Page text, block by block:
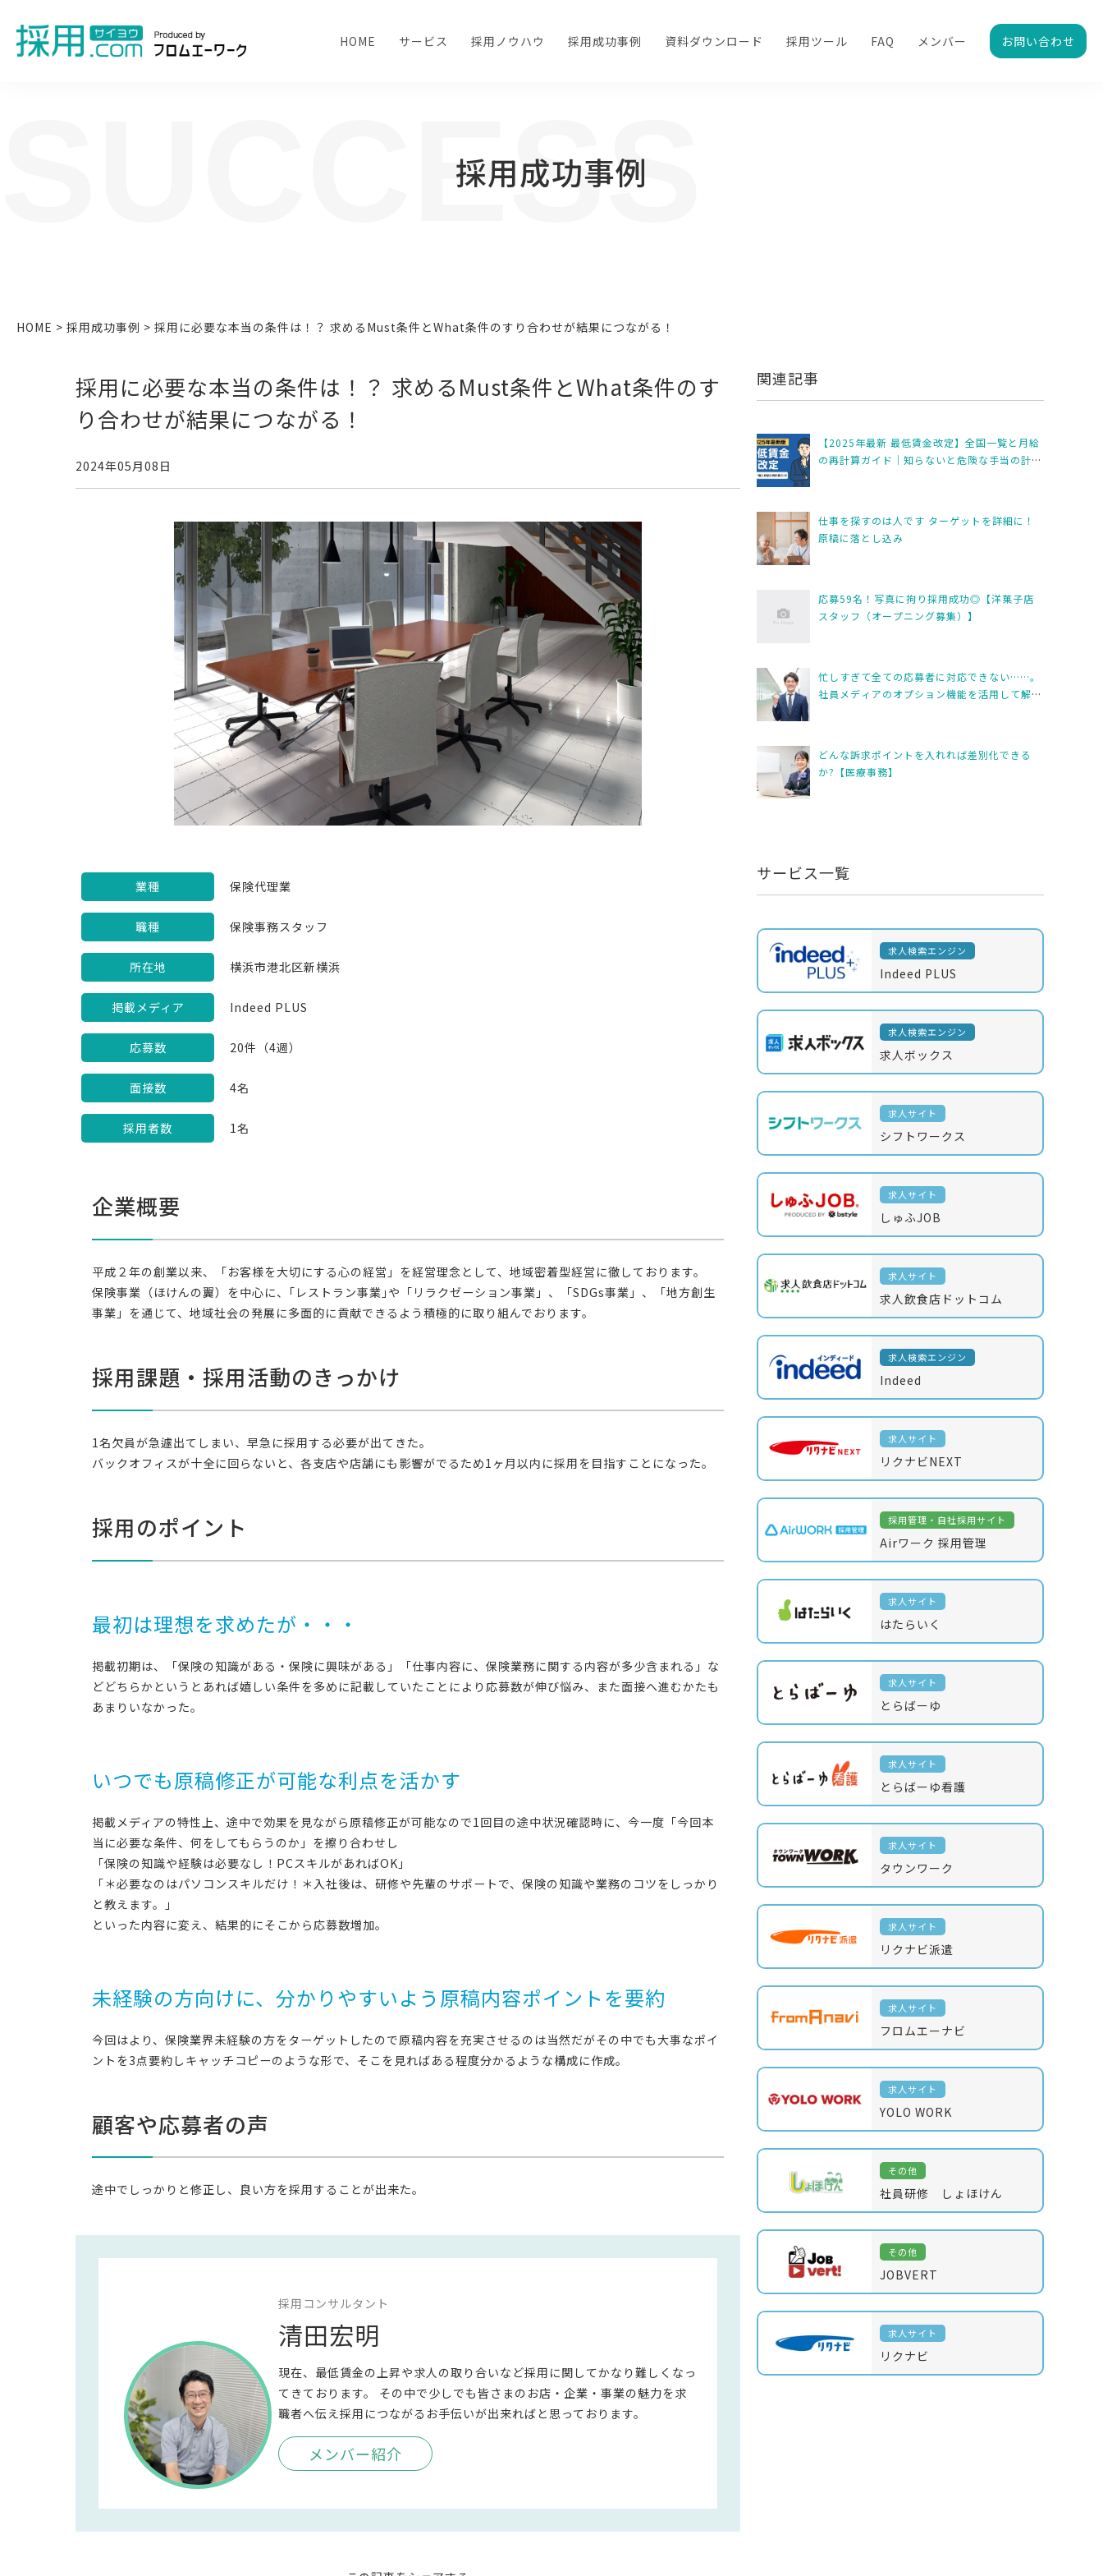
HOME サービス 採用ノウハウ 採用成功事例 資料ダウンロード 採用ツール FAQ メンバー お問い合わせ
採用成功事例
SUCCESS
HOME > 採用成功事例 > 採用に必要な本当の条件は！？ 求めるMust条件とWhat条件のすり合わせが結果につながる！
採用に必要な本当の条件は！？ 求めるMust条件とWhat条件のす
り合わせが結果につながる！
2024年05月08日
業種 保険代理業
職種 保険事務スタッフ
所在地 横浜市港北区新横浜
掲載メディア Indeed PLUS
応募数 20件（4週）
面接数 4名
採用者数 1名
企業概要
平成２年の創業以来、「お客様を大切にする心の経営」を経営理念として、地域密着型経営に徹しております。
保険事業（ほけんの翼）を中心に、｢レストラン事業｣や「リラクゼーション事業」、「SDGs事業」、「地方創生
事業」を通じて、地域社会の発展に多面的に貢献できるよう積極的に取り組んでおります。
採用課題・採用活動のきっかけ
1名欠員が急遽出てしまい、早急に採用する必要が出てきた。
バックオフィスが十全に回らないと、各支店や店舗にも影響がでるため1ヶ月以内に採用を目指すことになった。
採用のポイント
最初は理想を求めたが・・・
掲載初期は、「保険の知識がある・保険に興味がある」「仕事内容に、保険業務に関する内容が多少含まれる」な
どどちらかというとあれば嬉しい条件を多めに記載していたことにより応募数が伸び悩み、また面接へ進むかたも
あまりいなかった。
いつでも原稿修正が可能な利点を活かす
掲載メディアの特性上、途中で効果を見ながら原稿修正が可能なので1回目の途中状況確認時に、今一度「今回本
当に必要な条件、何をしてもらうのか」を擦り合わせし
「保険の知識や経験は必要なし！PCスキルがあればOK」
「＊必要なのはパソコンスキルだけ！＊入社後は、研修や先輩のサポートで、保険の知識や業務のコツをしっかり
と教えます。」
といった内容に変え、結果的にそこから応募数増加。
未経験の方向けに、分かりやすいよう原稿内容ポイントを要約
今回はより、保険業界未経験の方をターゲットしたので原稿内容を充実させるのは当然だがその中でも大事なポイ
ントを3点要約しキャッチコピーのような形で、そこを見ればある程度分かるような構成に作成。
顧客や応募者の声
途中でしっかりと修正し、良い方を採用することが出来た。
採用コンサルタント
清田宏明
現在、最低賃金の上昇や求人の取り合いなど採用に関してかなり難しくなっ
てきております。 その中で少しでも皆さまのお店・企業・事業の魅力を求
職者へ伝え採用につながるお手伝いが出来ればと思っております。
メンバー紹介
関連記事
【2025年最新 最低賃金改定】全国一覧と月給
の再計算ガイド｜知らないと危険な手当の計算
仕事を探すのは人です ターゲットを詳細に！
原稿に落とし込み
応募59名！写真に拘り採用成功◎【洋菓子店
スタッフ（オープニング募集）】
忙しすぎて全ての応募者に対応できない……。
社員メディアのオプション機能を活用して解
どんな訴求ポイントを入れれば差別化できる
か?【医療事務】
サービス一覧
求人検索エンジン
Indeed PLUS
求人検索エンジン
求人ボックス
求人サイト
シフトワークス
求人サイト
しゅふJOB
求人サイト
求人飲食店ドットコム
求人検索エンジン
Indeed
求人サイト
リクナビNEXT
採用管理・自社採用サイト
Airワーク 採用管理
求人サイト
はたらいく
求人サイト
とらばーゆ
求人サイト
とらばーゆ看護
求人サイト
タウンワーク
求人サイト
リクナビ派遣
求人サイト
フロムエーナビ
求人サイト
YOLO WORK
その他
社員研修 しょほけん
その他
JOBVERT
求人サイト
リクナビ